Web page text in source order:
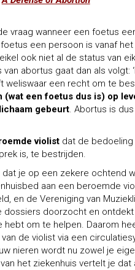
vraag wanneer een foetus
een persoon is vanaf
ook niet al de status van
abortus gaat dan als volgt:
een recht om te
(wat een foetus dus is) op
gebeurt. Abortus is
violist dat de
is, te bestrijden.
dat je op een zekere ochtend
aan een beroemde
en de Vereniging van
dossiers doorzocht en
hebt om te helpen. Daarom
de violist via een
nieren wordt nu zowel je
het ziekenhuis vertelt je